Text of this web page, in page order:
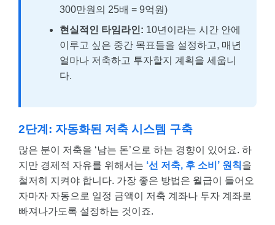
300만원의 25배 = 9억원)
현실적인 타임라인: 10년이라는 시간 안에
이루고 싶은 중간 목표들을 설정하고, 매년
얼마나 저축하고 투자할지 계획을 세웁니
다.
2단계: 자동화된 저축 시스템 구축
많은 분이 저축을 ‘남는 돈’으로 하는 경향이 있어요. 하
지만 경제적 자유를 위해서는 ‘선 저축, 후 소비’ 원칙을
철저히 지켜야 합니다. 가장 좋은 방법은 월급이 들어오
자마자 자동으로 일정 금액이 저축 계좌나 투자 계좌로
빠져나가도록 설정하는 것이죠.